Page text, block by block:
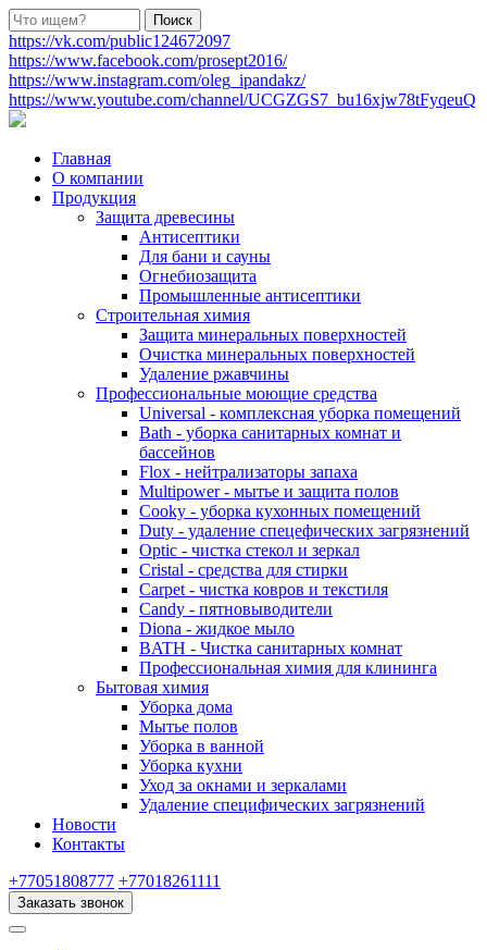
https://vk.com/public124672097
https://www.facebook.com/prosept2016/
https://www.instagram.com/oleg_ipandakz/
https://www.youtube.com/channel/UCGZGS7_bu16xjw78tFyqeuQ
Главная
О компании
Продукция
Защита древесины
Антисептики
Для бани и сауны
Огнебиозащита
Промышленные антисептики
Строительная химия
Защита минеральных поверхностей
Очистка минеральных поверхностей
Удаление ржавчины
Профессиональные моющие средства
Universal - комплексная уборка помещений
Bath - уборка санитарных комнат и
бассейнов
Flox - нейтрализаторы запаха
Multipower - мытье и защита полов
Cooky - уборка кухонных помещений
Duty - удаление спецефических загрязнений
Optic - чистка стекол и зеркал
Cristal - средства для стирки
Carpet - чистка ковров и текстиля
Candy - пятновыводители
Diona - жидкое мыло
BATH - Чистка санитарных комнат
Профессиональная химия для клининга
Бытовая химия
Уборка дома
Мытье полов
Уборка в ванной
Уборка кухни
Уход за окнами и зеркалами
Удаление специфических загрязнений
Новости
Контакты
+77051808777 +77018261111
Заказать звонок